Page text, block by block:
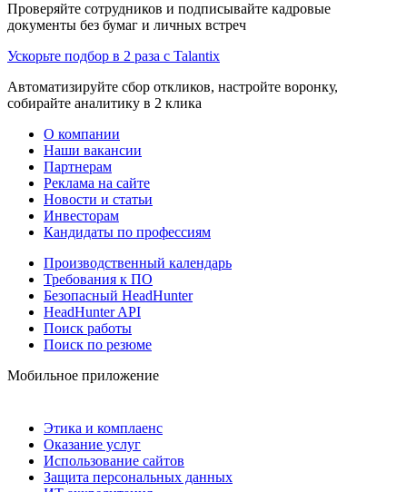
Проверяйте сотрудников и подписывайте кадровые
документы без бумаг и личных встреч
Ускорьте подбор в 2 раза с Talantix
Автоматизируйте сбор откликов, настройте воронку,
собирайте аналитику в 2 клика
О компании
Наши вакансии
Партнерам
Реклама на сайте
Новости и статьи
Инвесторам
Кандидаты по профессиям
Производственный календарь
Требования к ПО
Безопасный HeadHunter
HeadHunter API
Поиск работы
Поиск по резюме
Мобильное приложение
Этика и комплаенс
Оказание услуг
Использование сайтов
Защита персональных данных